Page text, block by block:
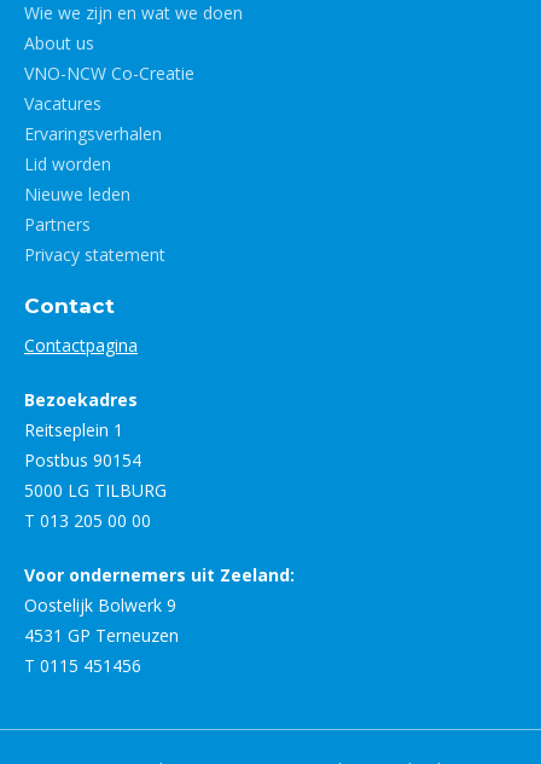
Wie we zijn en wat we doen
About us
VNO-NCW Co-Creatie
Vacatures
Ervaringsverhalen
Lid worden
Nieuwe leden
Partners
Privacy statement
Contact
Contactpagina
Bezoekadres
Reitseplein 1
Postbus 90154
5000 LG TILBURG
T 013 205 00 00
Voor ondernemers uit Zeeland:
Oostelijk Bolwerk 9
4531 GP Terneuzen
T 0115 451456